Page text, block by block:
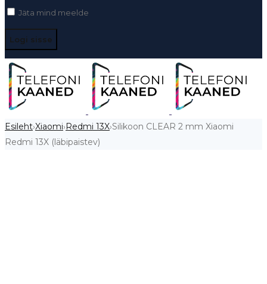
Jäta mind meelde
Esileht›Xiaomi›Redmi 13X›Silikoon CLEAR 2 mm Xiaomi
Redmi 13X (läbipaistev)